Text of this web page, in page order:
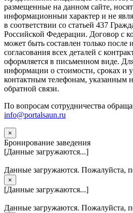
размещенные на данном сайте,
информационныи характер и не
в соответствии со статьей 437
Российской Федерации. Договор с
может быть составлен только после
согласования всех деталей с
оформляется в письменном виде.
информации о стоимости, сроках и
контактным телефонам, указанным
обратной связи.
По вопросам сотрудничества
info@portalsaun.ru
×
Бронирование заведения
[Данные загружаются...]
Данные загружаются. Пожалуйста,
×
[Данные загружаются...]
Данные загружаются. Пожалуйста,